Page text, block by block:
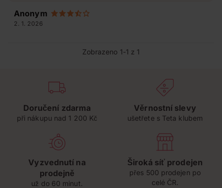
Anonym
2. 1. 2026
Zobrazeno 1-1 z 1
Doručení zdarma
při nákupu nad 1 200 Kč
Věrnostní slevy
ušetřete s Teta klubem
Vyzvednutí na
prodejně
už do 60 minut.
Široká síť prodejen
přes 500 prodejen po
celé ČR.